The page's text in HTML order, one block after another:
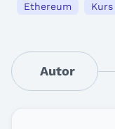
Ethereum Kurs
Autor